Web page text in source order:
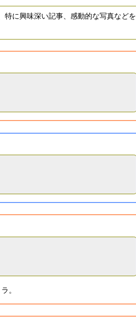
特に興味深い記事、感動的な写真などを
。